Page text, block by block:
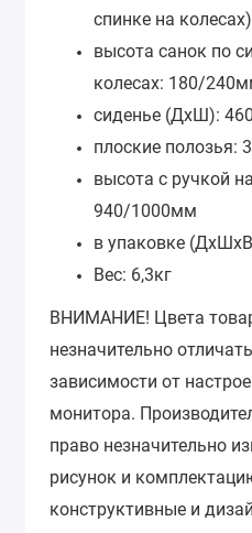
спинке на
высота санок по
колесах: 180/
сиденье (ДхШ):
плоские полозья:
высота с ручкой
940/1000мм
в упаковке
Вес: 6,3кг
ВНИМАНИЕ! Цвета
незначительно
зависимости от
монитора.
право незначительно
рисунок и
конструктивные и